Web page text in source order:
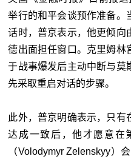
举行的和平会谈预作准备。
话时，普京表示，他更倾向
德出面担任窗口。克里姆林
于战事爆发后主动中断与莫
先采取重启对话的步骤。
此外，普京明确表示，只有
达成一致后，他才愿意在
（Volodymyr Zelenskyy）